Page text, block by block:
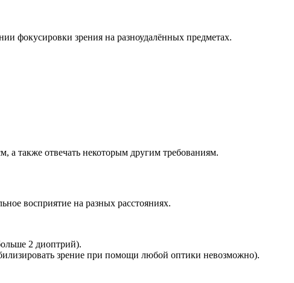
фокусировки зрения на разноудалённых предметах.
а также отвечать некоторым другим требованиям.
восприятие на разных расстояниях.
2 диоптрий).
зрение при помощи любой оптики невозможно).